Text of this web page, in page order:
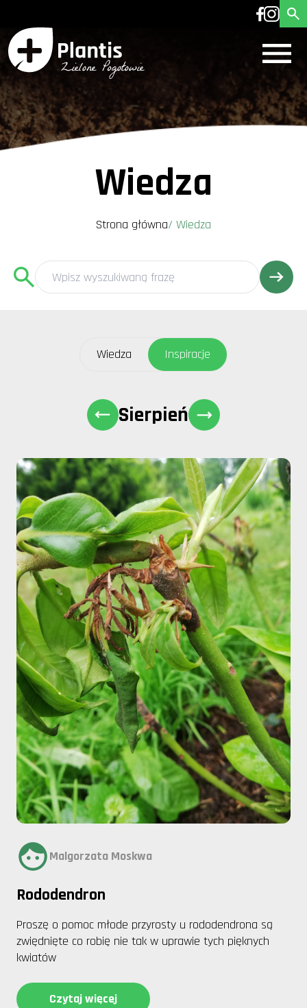
Wiedza
Strona główna/ Wiedza
Malgorzata Moskwa
Rododendron
Proszę o pomoc młode przyrosty u rododendrona są
zwiędnięte co robię nie tak w uprawie tych pięknych
kwiatów
Czytaj więcej
Wiedza Inspiracje
Sierpień